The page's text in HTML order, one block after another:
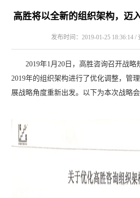
高胜将以全新的组织架构，迈
发布时间：2019-01-25 18:36:14 /
2019年1月20日，高胜咨询召开战略
2019年的组织架构进行了优化调整，管
展战略角度重新出发。以下为本次战略会